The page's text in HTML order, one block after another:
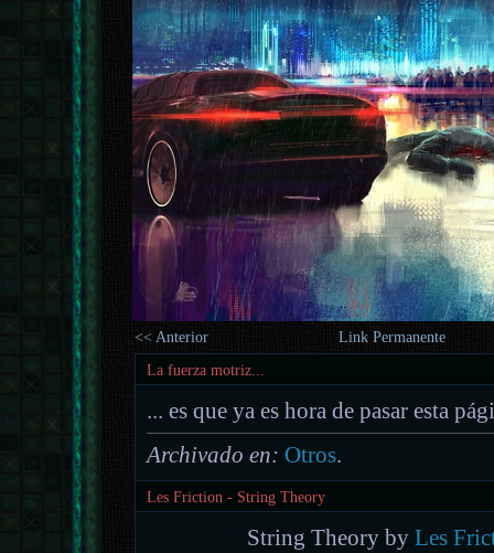
<< Anterior
Link Permanente
La fuerza motriz...
... es que ya es hora de pasar esta
Archivado en: Otros.
Les Friction - String Theory
String Theory by Les